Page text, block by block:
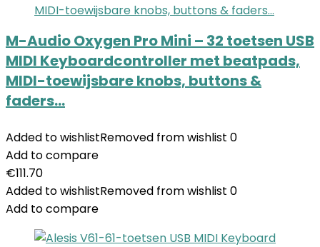
M-Audio Oxygen Pro Mini – 32 toetsen USB
MIDI Keyboardcontroller met beatpads,
MIDI-toewijsbare knobs, buttons &
faders…
Added to wishlistRemoved from wishlist 0
Add to compare
€111.70
Added to wishlistRemoved from wishlist 0
Add to compare